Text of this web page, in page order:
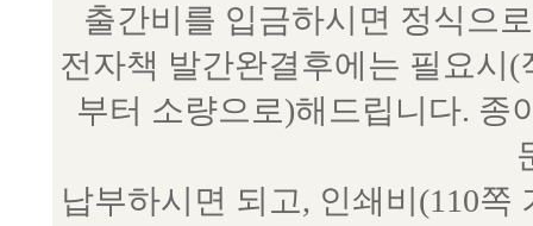
출간비를 입금하시면 정식으
전자책 발간완결후에는 필요시
부터 소량으로)해드립니다. 종
납부하시면 되고, 인쇄비(110